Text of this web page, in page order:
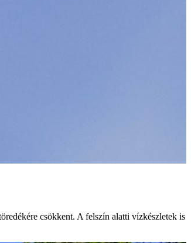
csökkent. A felszín alatti vízkészletek is